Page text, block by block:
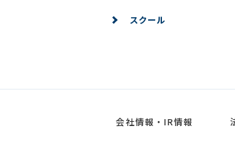
スクール
会社情報・IR情報